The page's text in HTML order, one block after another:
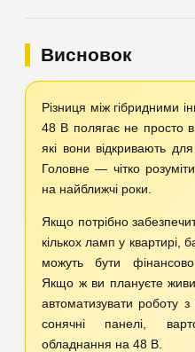
Висновок
Різниця між гібридними
48 В полягає не просто
які вони відкривають
Головне — чітко
на найближчі роки.
Якщо потрібно
кількох ламп у квартирі,
можуть бути
Якщо ж ви плануєте
автоматизувати роботу
сонячні панелі,
обладнання на 48 В.